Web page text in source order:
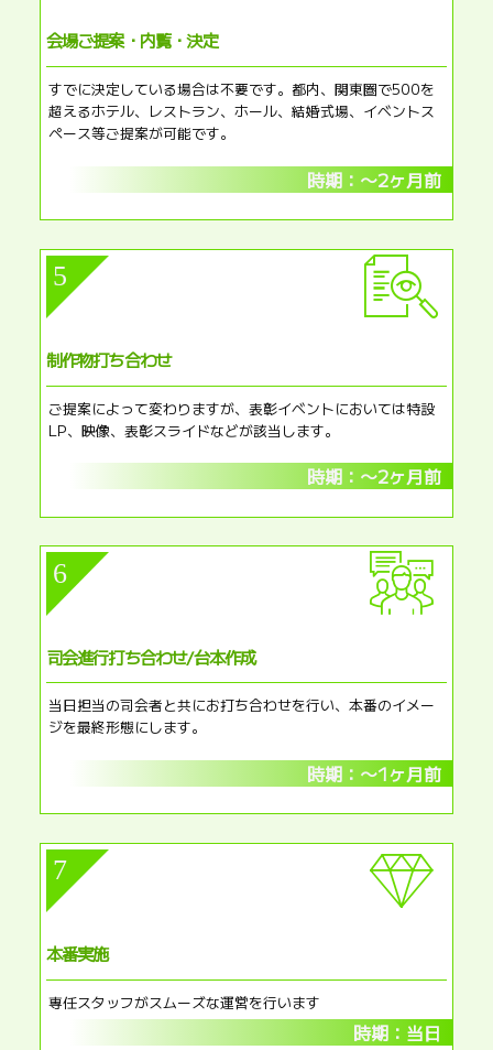
会場ご提案・内覧・決定​
すでに決定している場合は不要です。都内、関東圏で500を
超えるホテル、レストラン、ホール、結婚式場、イベントス
ペース等ご提案が可能です。
時期：〜2ヶ月前
5
制作物打ち合わせ​
ご提案によって変わりますが、表彰イベントにおいては特設
LP、映像、表彰スライドなどが該当します。
時期：〜2ヶ月前
6
司会進行打ち合わせ/台本作成​
当日担当の司会者と共にお打ち合わせを行い、本番のイメー
ジを最終形態にします。
時期：〜1ヶ月前
7
本番実施​
専任スタッフがスムーズな運営を行います
時期：当日